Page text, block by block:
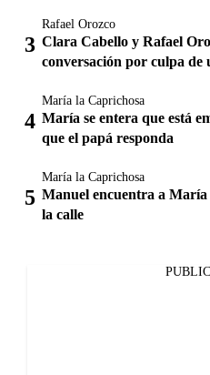
Rafael Orozco
Clara Cabello y Rafael
conversación por culpa de
María la Caprichosa
María se entera que está
que el papá responda
María la Caprichosa
Manuel encuentra a María
la calle